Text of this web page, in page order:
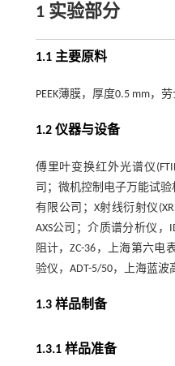
1 实验部分
1.1 主要原料
PEEK薄膜，厚度0.5 mm，
1.2 仪器与设备
傅里叶变换红外光谱仪
司；微机控制电子万能试
有限公司；X射线衍射仪
AXS公司；介质谱分析仪，
阻计，ZC-36，上海第六电
验仪，ADT-5/50，上海蓝波
1.3 样品制备
1.3.1 样品准备